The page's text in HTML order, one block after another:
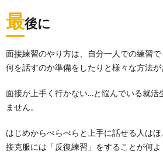
最後に
面接練習のやり方は、自分一人での練習で
何を話すのか準備をしたりと様々な方法が
面接が上手く行かない…と悩んでいる就活
ません。
はじめからぺらぺらと上手に話せる人は
接克服には「反復練習」をすることが何よ